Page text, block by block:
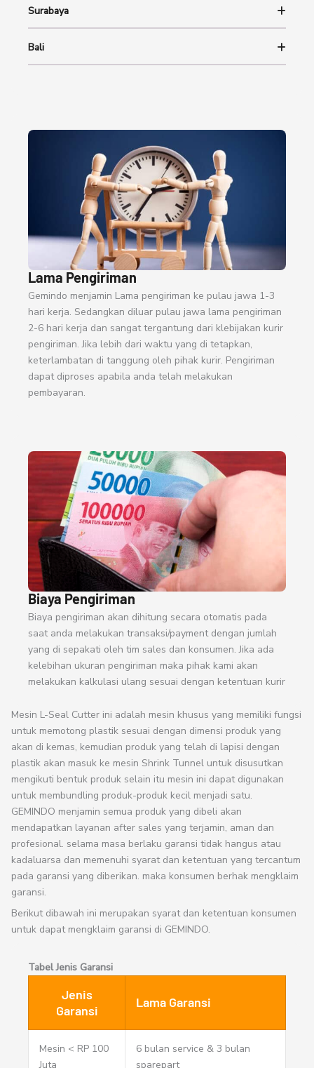
Surabaya
Bali
Lama Pengiriman
Gemindo menjamin Lama pengiriman ke pulau jawa 1-3
hari kerja. Sedangkan diluar pulau jawa lama pengiriman
2-6 hari kerja dan sangat tergantung dari klebijakan kurir
pengiriman. Jika lebih dari waktu yang di tetapkan,
keterlambatan di tanggung oleh pihak kurir. Pengiriman
dapat diproses apabila anda telah melakukan
pembayaran.
Biaya Pengiriman
Biaya pengiriman akan dihitung secara otomatis pada
saat anda melakukan transaksi/payment dengan jumlah
yang di sepakati oleh tim sales dan konsumen. Jika ada
kelebihan ukuran pengiriman maka pihak kami akan
melakukan kalkulasi ulang sesuai dengan ketentuan kurir
Mesin L-Seal Cutter ini adalah mesin khusus yang memiliki fungsi
untuk memotong plastik sesuai dengan dimensi produk yang
akan di kemas, kemudian produk yang telah di lapisi dengan
plastik akan masuk ke mesin Shrink Tunnel untuk disusutkan
mengikuti bentuk produk selain itu mesin ini dapat digunakan
untuk membundling produk-produk kecil menjadi satu.
GEMINDO menjamin semua produk yang dibeli akan
mendapatkan layanan after sales yang terjamin, aman dan
profesional. selama masa berlaku garansi tidak hangus atau
kadaluarsa dan memenuhi syarat dan ketentuan yang tercantum
pada garansi yang diberikan. maka konsumen berhak mengklaim
garansi.
Berikut dibawah ini merupakan syarat dan ketentuan konsumen
untuk dapat mengklaim garansi di GEMINDO.
Tabel Jenis Garansi
Jenis
Garansi
Lama Garansi
Mesin < RP 100
Juta
6 bulan service & 3 bulan
sparepart